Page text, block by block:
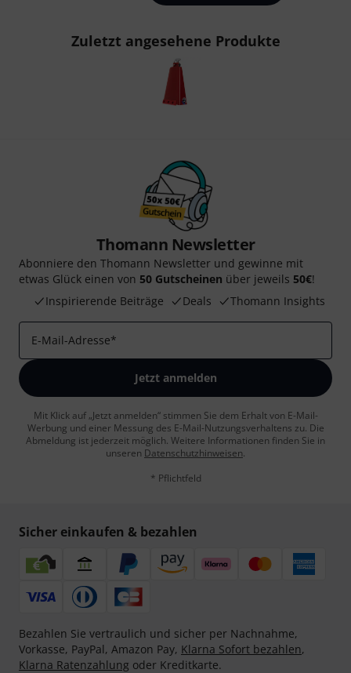
Zuletzt angesehene Produkte
Thomann Newsletter
Abonniere den Thomann Newsletter und gewinne mit
etwas Glück einen von 50 Gutscheinen über jeweils 50€!
Inspirierende Beiträge
Deals Thomann Insights
E-Mail-Adresse*
Jetzt anmelden
Mit Klick auf „Jetzt anmelden“ stimmen Sie dem Erhalt von E-Mail-
Werbung und einer Messung des E-Mail-Nutzungsverhaltens zu. Die
Abmeldung ist jederzeit möglich. Weitere Informationen finden Sie in
unseren Datenschutzhinweisen.
* Pflichtfeld
Sicher einkaufen & bezahlen
Bezahlen Sie vertraulich und sicher per Nachnahme,
Vorkasse, PayPal, Amazon Pay, Klarna Sofort bezahlen,
Klarna Ratenzahlung oder Kreditkarte.